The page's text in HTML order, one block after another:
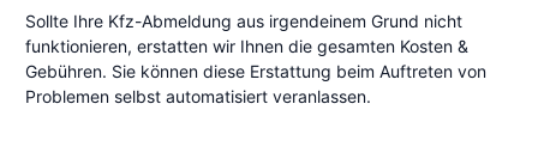
Sollte Ihre Kfz-Abmeldung aus irgendeinem Grund nicht
funktionieren, erstatten wir Ihnen die gesamten Kosten &
Gebühren. Sie können diese Erstattung beim Auftreten von
Problemen selbst automatisiert veranlassen.